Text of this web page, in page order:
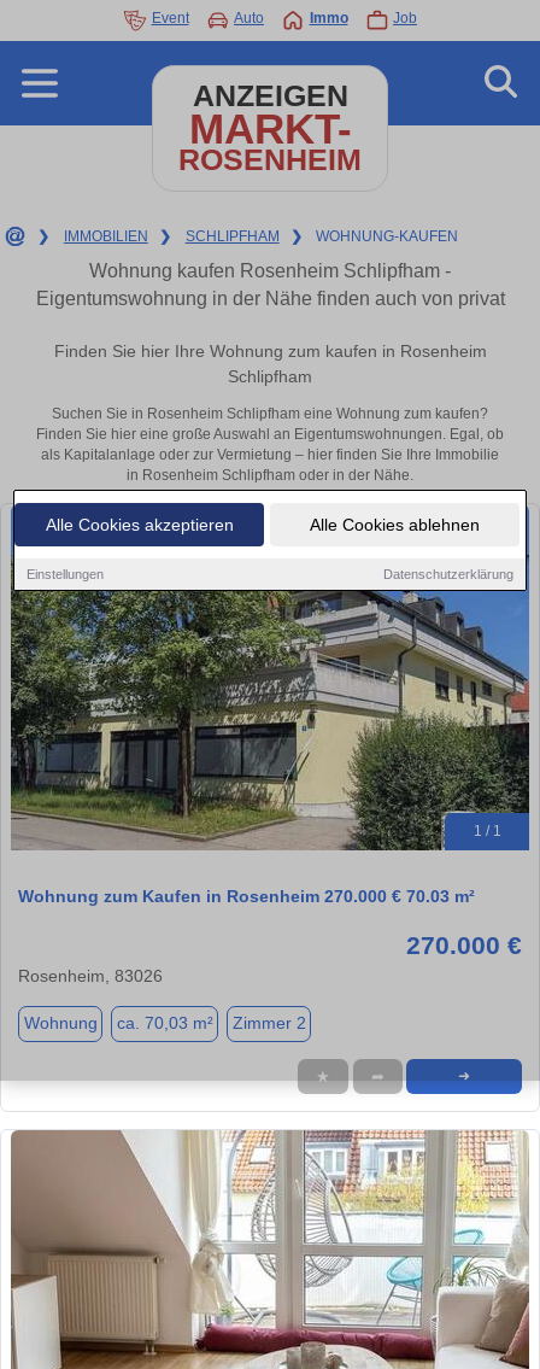
Alle Cookies akzeptieren Alle Cookies ablehnen
Einstellungen Datenschutzerklärung
Event Auto Immo Job
ANZEIGEN
MARKT-
ROSENHEIM
❯ IMMOBILIEN ❯ SCHLIPFHAM ❯ WOHNUNG-KAUFEN
Wohnung kaufen Rosenheim Schlipfham -
Eigentumswohnung in der Nähe finden auch von privat
Finden Sie hier Ihre Wohnung zum kaufen in Rosenheim
Schlipfham
Suchen Sie in Rosenheim Schlipfham eine Wohnung zum kaufen?
Finden Sie hier eine große Auswahl an Eigentumswohnungen. Egal, ob
als Kapitalanlage oder zur Vermietung – hier finden Sie Ihre Immobilie
in Rosenheim Schlipfham oder in der Nähe.
1 / 1
Wohnung zum Kaufen in Rosenheim 270.000 € 70.03 m²
270.000 €
Rosenheim, 83026
Wohnung ca. 70,03 m² Zimmer 2
★ ➦ ➜